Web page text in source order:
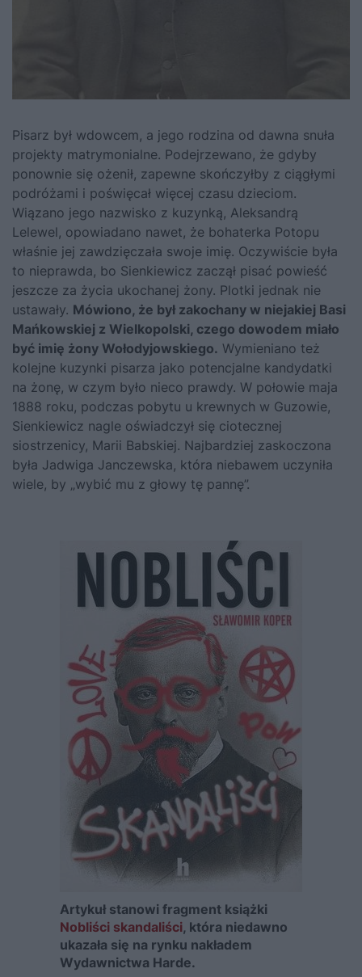
Pisarz był wdowcem, a jego rodzina od dawna snuła
projekty matrymonialne. Podejrzewano, że gdyby
ponownie się ożenił, zapewne skończyłby z ciągłymi
podróżami i poświęcał więcej czasu dzieciom.
Wiązano jego nazwisko z kuzynką, Aleksandrą
Lelewel, opowiadano nawet, że bohaterka Potopu
właśnie jej zawdzięczała swoje imię. Oczywiście była
to nieprawda, bo Sienkiewicz zaczął pisać powieść
jeszcze za życia ukochanej żony. Plotki jednak nie
ustawały. Mówiono, że był zakochany w niejakiej Basi
Mańkowskiej z Wielkopolski, czego dowodem miało
być imię żony Wołodyjowskiego. Wymieniano też
kolejne kuzynki pisarza jako potencjalne kandydatki
na żonę, w czym było nieco prawdy. W połowie maja
1888 roku, podczas pobytu u krewnych w Guzowie,
Sienkiewicz nagle oświadczył się ciotecznej
siostrzenicy, Marii Babskiej. Najbardziej zaskoczona
była Jadwiga Janczewska, która niebawem uczyniła
wiele, by „wybić mu z głowy tę pannę”.
Artykuł stanowi fragment książki
Nobliści skandaliści, która niedawno
ukazała się na rynku nakładem
Wydawnictwa Harde.